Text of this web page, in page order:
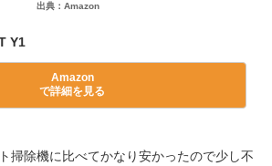
出典：Amazon
Y1
Amazon
で詳細を見る
掃除機に比べてかなり安かったので少し不